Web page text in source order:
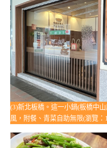
(3)新北板橋。這一小鍋(板橋中
風，附餐、青菜自助無限(瀏覽：